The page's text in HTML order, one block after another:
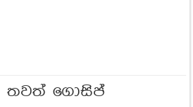
තවත් ගොසිප්